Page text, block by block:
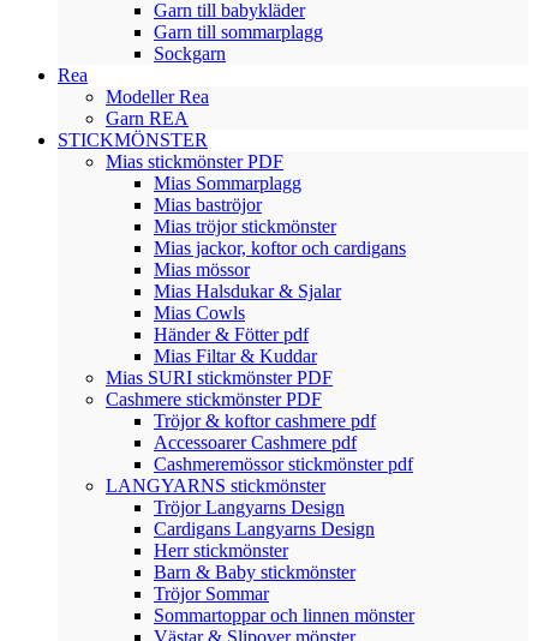
Garn till babykläder
Garn till sommarplagg
Sockgarn
Rea
Modeller Rea
Garn REA
STICKMÖNSTER
Mias stickmönster PDF
Mias Sommarplagg
Mias baströjor
Mias tröjor stickmönster
Mias jackor, koftor och cardigans
Mias mössor
Mias Halsdukar & Sjalar
Mias Cowls
Händer & Fötter pdf
Mias Filtar & Kuddar
Mias SURI stickmönster PDF
Cashmere stickmönster PDF
Tröjor & koftor cashmere pdf
Accessoarer Cashmere pdf
Cashmeremössor stickmönster pdf
LANGYARNS stickmönster
Tröjor Langyarns Design
Cardigans Langyarns Design
Herr stickmönster
Barn & Baby stickmönster
Tröjor Sommar
Sommartoppar och linnen mönster
Västar & Slipover mönster